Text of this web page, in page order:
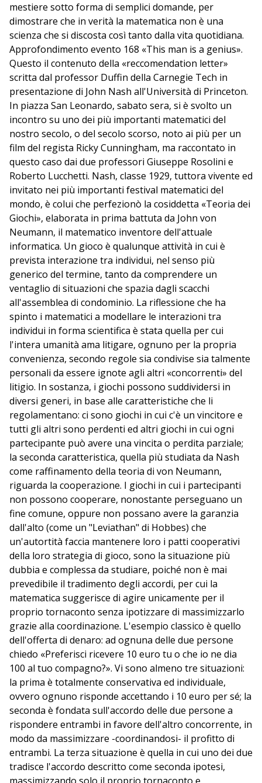
Filocamo.
mestiere sotto forma di semplici domande, per
dimostrare che in verità la matematica non è una
scienza che si discosta così tanto dalla vita quotidiana.
Approfondimento evento 168 «This man is a genius».
Questo il contenuto della «reccomendation letter»
scritta dal professor Duffin della Carnegie Tech in
presentazione di John Nash all'Università di Princeton.
In piazza San Leonardo, sabato sera, si è svolto un
incontro su uno dei più importanti matematici del
nostro secolo, o del secolo scorso, noto ai più per un
film del regista Ricky Cunningham, ma raccontato in
questo caso dai due professori Giuseppe Rosolini e
Roberto Lucchetti. Nash, classe 1929, tuttora vivente ed
invitato nei più importanti festival matematici del
mondo, è colui che perfezionò la cosiddetta «Teoria dei
Giochi», elaborata in prima battuta da John von
Neumann, il matematico inventore dell'attuale
informatica. Un gioco è qualunque attività in cui è
prevista interazione tra individui, nel senso più
generico del termine, tanto da comprendere un
ventaglio di situazioni che spazia dagli scacchi
all'assemblea di condominio. La riflessione che ha
spinto i matematici a modellare le interazioni tra
individui in forma scientifica è stata quella per cui
l'intera umanità ama litigare, ognuno per la propria
convenienza, secondo regole sia condivise sia talmente
personali da essere ignote agli altri «concorrenti» del
litigio. In sostanza, i giochi possono suddividersi in
diversi generi, in base alle caratteristiche che li
regolamentano: ci sono giochi in cui c'è un vincitore e
tutti gli altri sono perdenti ed altri giochi in cui ogni
partecipante può avere una vincita o perdita parziale;
la seconda caratteristica, quella più studiata da Nash
come raffinamento della teoria di von Neumann,
riguarda la cooperazione. I giochi in cui i partecipanti
non possono cooperare, nonostante perseguano un
fine comune, oppure non possano avere la garanzia
dall'alto (come un "Leviathan" di Hobbes) che
un'autortità faccia mantenere loro i patti cooperativi
della loro strategia di gioco, sono la situazione più
dubbia e complessa da studiare, poiché non è mai
prevedibile il tradimento degli accordi, per cui la
matematica suggerisce di agire unicamente per il
proprio tornaconto senza ipotizzare di massimizzarlo
grazie alla coordinazione. L'esempio classico è quello
dell'offerta di denaro: ad ognuna delle due persone
chiedo «Preferisci ricevere 10 euro tu o che io ne dia
100 al tuo compagno?». Vi sono almeno tre situazioni:
la prima è totalmente conservativa ed individuale,
ovvero ognuno risponde accettando i 10 euro per sé; la
seconda è fondata sull'accordo delle due persone a
rispondere entrambi in favore dell'altro concorrente, in
modo da massimizzare -coordinandosi- il profitto di
entrambi. La terza situazione è quella in cui uno dei due
tradisce l'accordo descritto come seconda ipotesi,